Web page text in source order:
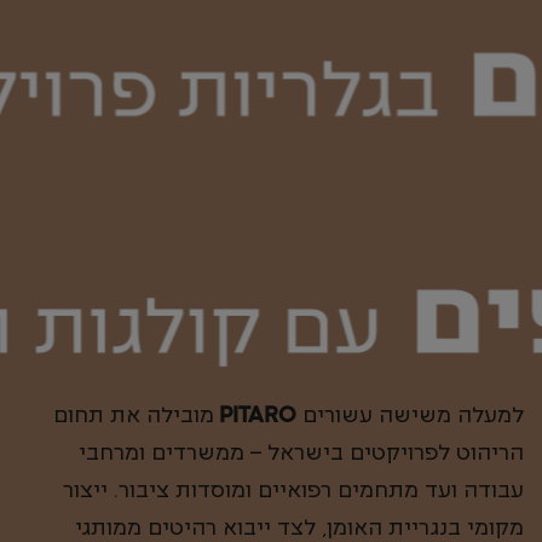
למעלה משישה עשורים PITARO מובילה את תחום
הריהוט לפרויקטים בישראל – ממשרדים ומרחבי
עבודה ועד מתחמים רפואיים ומוסדות ציבור. ייצור
מקומי בנגריית האומן, לצד ייבוא רהיטים ממותגי